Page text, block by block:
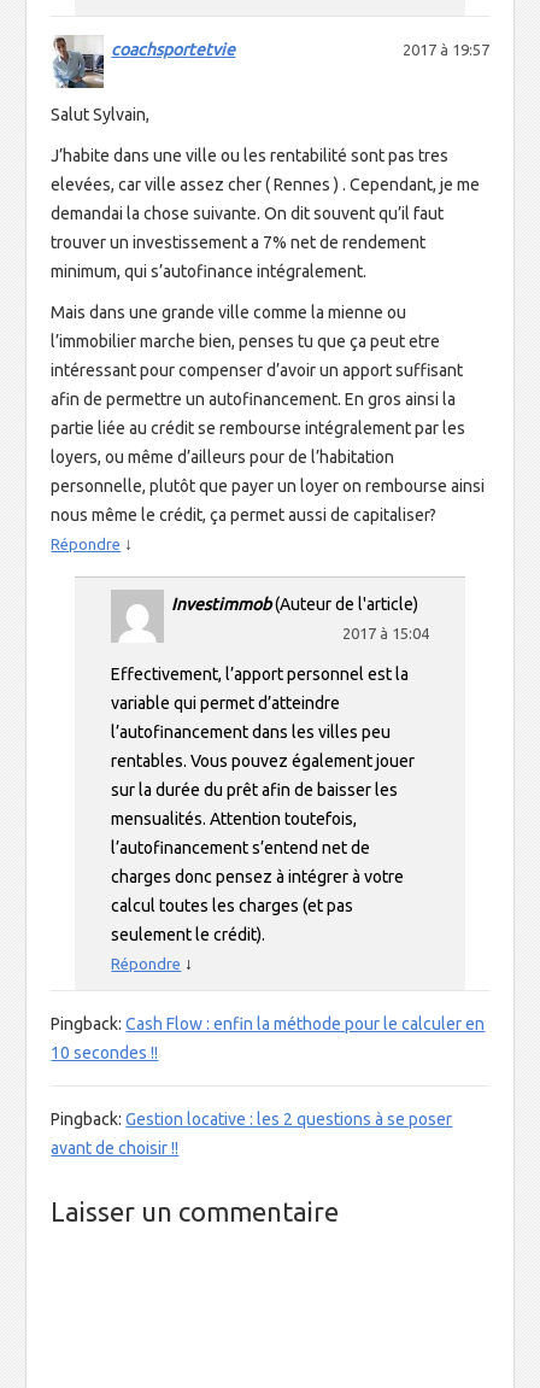
coachsportetvie 2017 à 19:57
Salut Sylvain,
J’habite dans une ville ou les rentabilité sont pas tres
elevées, car ville assez cher ( Rennes ) . Cependant, je me
demandai la chose suivante. On dit souvent qu’il faut
trouver un investissement a 7% net de rendement
minimum, qui s’autofinance intégralement.
Mais dans une grande ville comme la mienne ou
l’immobilier marche bien, penses tu que ça peut etre
intéressant pour compenser d’avoir un apport suffisant
afin de permettre un autofinancement. En gros ainsi la
partie liée au crédit se rembourse intégralement par les
loyers, ou même d’ailleurs pour de l’habitation
personnelle, plutôt que payer un loyer on rembourse ainsi
nous même le crédit, ça permet aussi de capitaliser?
Répondre ↓
Investimmob(Auteur de l'article)
2017 à 15:04
Effectivement, l’apport personnel est la
variable qui permet d’atteindre
l’autofinancement dans les villes peu
rentables. Vous pouvez également jouer
sur la durée du prêt afin de baisser les
mensualités. Attention toutefois,
l’autofinancement s’entend net de
charges donc pensez à intégrer à votre
calcul toutes les charges (et pas
seulement le crédit).
Répondre ↓
Pingback:Cash Flow : enfin la méthode pour le calculer en
10 secondes !!
Pingback:Gestion locative : les 2 questions à se poser
avant de choisir !!
Laisser un commentaire